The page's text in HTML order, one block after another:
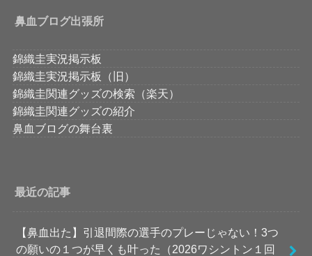
鼻血ブログ出張所
錦織圭実況掲示板
錦織圭実況掲示板（旧）
錦織圭関連グッズの検索（楽天）
錦織圭関連グッズの紹介
鼻血ブログの舞台裏
最近の記事
【鼻血出た】引退間際の選手のプレーじゃない！3つ
の願いの１つが早くも叶った（2026ワシントン１回